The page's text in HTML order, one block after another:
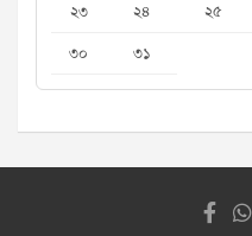
২৩
২৪ ২৫
৩০
৩১